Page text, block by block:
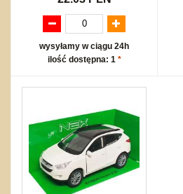
wysyłamy w ciągu 24h
ilość dostępna: 1 *